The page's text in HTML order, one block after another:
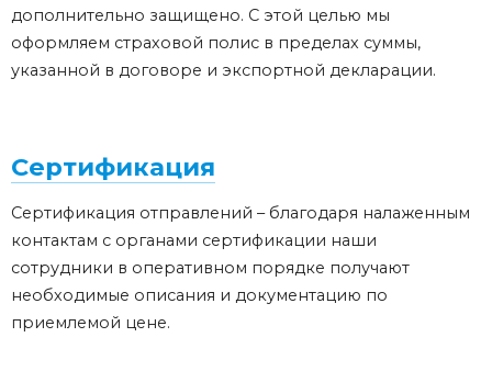
дополнительно защищено. С этой целью мы
оформляем страховой полис в пределах суммы,
указанной в договоре и экспортной декларации.
Сертификация
Сертификация отправлений – благодаря налаженным
контактам с органами сертификации наши
сотрудники в оперативном порядке получают
необходимые описания и документацию по
приемлемой цене.